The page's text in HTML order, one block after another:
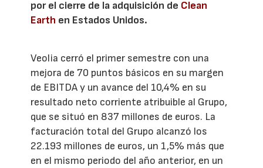
por el cierre de la adquisición de Clean
Earth en Estados Unidos.
Veolia cerró el primer semestre con una
mejora de 70 puntos básicos en su margen
de EBITDA y un avance del 10,4% en su
resultado neto corriente atribuible al Grupo,
que se situó en 837 millones de euros. La
facturación total del Grupo alcanzó los
22.193 millones de euros, un 1,5% más que
en el mismo periodo del año anterior, en un